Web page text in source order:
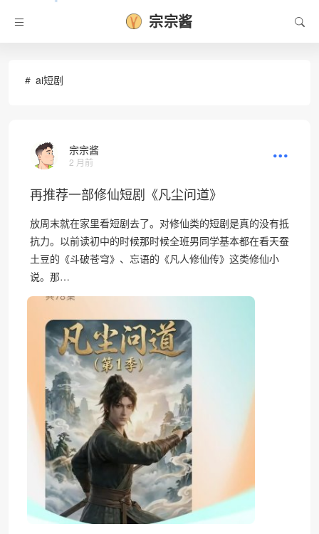
宗宗酱
ai短剧
宗宗酱
2 月前
再推荐一部修仙短剧《凡尘问道》
放周末就在家里看短剧去了。对修仙类的短剧是真的没有抵
抗力。以前读初中的时候那时候全班男同学基本都在看天蚕
土豆的《斗破苍穹》、忘语的《凡人修仙传》这类修仙小
说。那…